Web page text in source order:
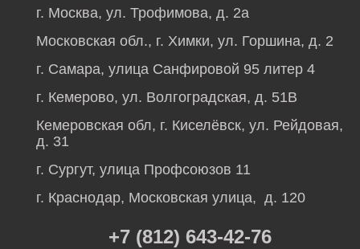
г. Москва, ул. Трофимова, д. 2а
Московская обл., г. Химки, ул. Горшина, д. 2
г. Самара, улица Санфировой 95 литер 4
г. Кемерово, ул. Волгоградская, д. 51В
Кемеровская обл, г. Киселёвск, ул. Рейдовая,
д. 31
г. Сургут, улица Профсоюзов 11
г. Краснодар, Московская улица, д. 120
+7 (812) 643-42-76